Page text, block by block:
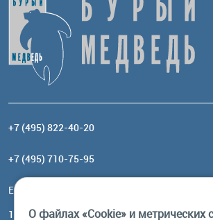
+7 (495) 822-40-20
+7 (495) 710-75-95
Email:
117485, Москва, ул. Профсоюзная, 84/32,
О файлах «Cookie» и метрических